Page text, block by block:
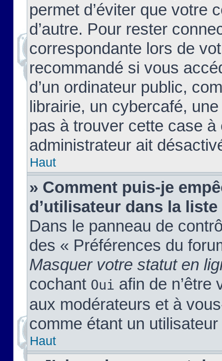
permet d’éviter que votre
d’autre. Pour rester
correspondante lors de
recommandé si vous
d’un ordinateur public,
librairie, un cybercafé,
pas à trouver cette case à
administrateur ait
Haut
» Comment puis-je
d’utilisateur dans la
Dans le panneau de
des « Préférences du
Masquer votre statut en
cochant Oui afin de n’être
aux modérateurs et à
comme étant un
Haut